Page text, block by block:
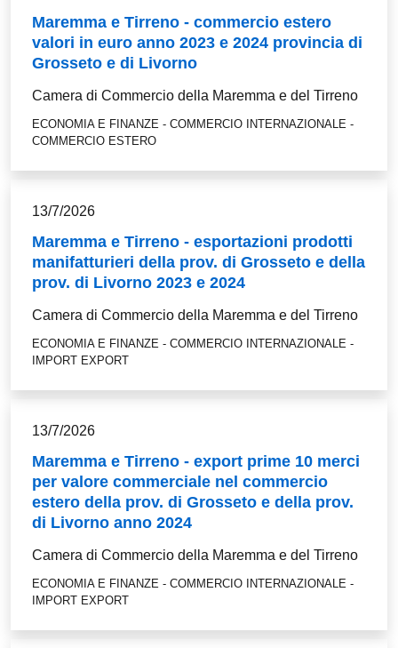
Maremma e Tirreno - commercio estero
valori in euro anno 2023 e 2024 provincia di
Grosseto e di Livorno
Camera di Commercio della Maremma e del Tirreno
ECONOMIA E FINANZE - COMMERCIO INTERNAZIONALE -
COMMERCIO ESTERO
13/7/2026
Maremma e Tirreno - esportazioni prodotti
manifatturieri della prov. di Grosseto e della
prov. di Livorno 2023 e 2024
Camera di Commercio della Maremma e del Tirreno
ECONOMIA E FINANZE - COMMERCIO INTERNAZIONALE -
IMPORT EXPORT
13/7/2026
Maremma e Tirreno - export prime 10 merci
per valore commerciale nel commercio
estero della prov. di Grosseto e della prov.
di Livorno anno 2024
Camera di Commercio della Maremma e del Tirreno
ECONOMIA E FINANZE - COMMERCIO INTERNAZIONALE -
IMPORT EXPORT